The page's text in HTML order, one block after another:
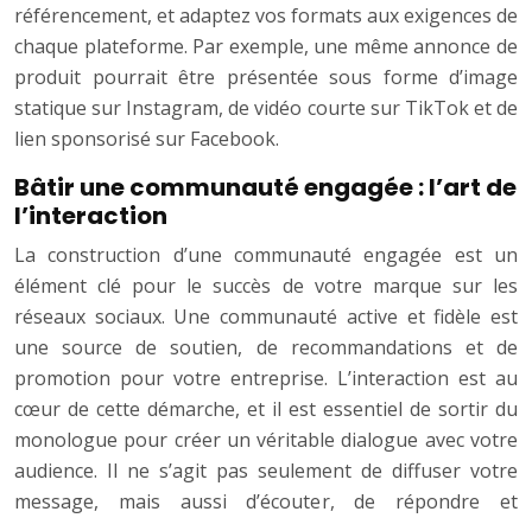
référencement, et adaptez vos formats aux exigences de
chaque plateforme. Par exemple, une même annonce de
produit pourrait être présentée sous forme d’image
statique sur Instagram, de vidéo courte sur TikTok et de
lien sponsorisé sur Facebook.
Bâtir une communauté engagée : l’art de
l’interaction
La construction d’une communauté engagée est un
élément clé pour le succès de votre marque sur les
réseaux sociaux. Une communauté active et fidèle est
une source de soutien, de recommandations et de
promotion pour votre entreprise. L’interaction est au
cœur de cette démarche, et il est essentiel de sortir du
monologue pour créer un véritable dialogue avec votre
audience. Il ne s’agit pas seulement de diffuser votre
message, mais aussi d’écouter, de répondre et